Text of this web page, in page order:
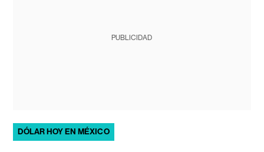
PUBLICIDAD
DÓLAR HOY EN MÉXICO